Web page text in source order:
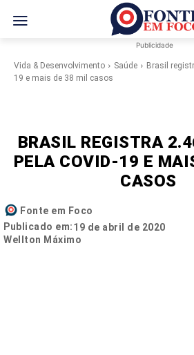
Publicidade
Vida & Desenvolvimento Saúde
Brasil
19 e mais de 38 mil casos
BRASIL REGISTRA
PELA COVID-19 E
CASOS
Fonte em Foco
Publicado em:19 de abril de 2020
Wellton Máximo